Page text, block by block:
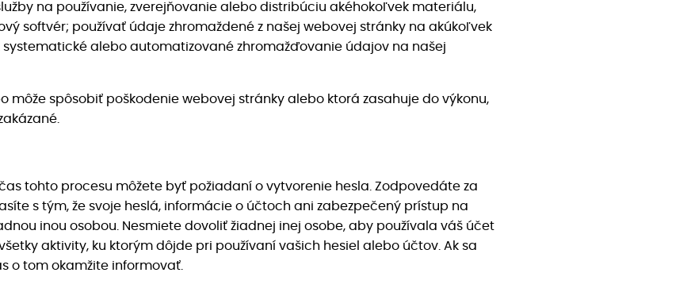
na používanie, zverejňovanie alebo distribúciu akéhokoľvek materiálu,
softvér; používať údaje zhromaždené z našej webovej stránky na akúkoľvek
alebo automatizované zhromažďovanie údajov na našej
spôsobiť poškodenie webovej stránky alebo ktorá zasahuje do výkonu,
tohto procesu môžete byť požiadaní o vytvorenie hesla. Zodpovedáte za
s tým, že svoje heslá, informácie o účtoch ani zabezpečený prístup na
inou osobou. Nesmiete dovoliť žiadnej inej osobe, aby používala váš účet
aktivity, ku ktorým dôjde pri používaní vašich hesiel alebo účtov. Ak sa
o tom okamžite informovať.